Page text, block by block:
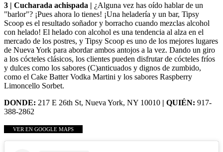
3 | Cucharada achispada | ¿Alguna vez has oído hablar de un
"barlor"? ¡Pues ahora lo tienes! ¡Una heladería y un bar, Tipsy
Scoop es el resultado soñador y borracho cuando mezclas alcohol
con helado! El helado con alcohol es una tendencia al alza en el
mercado de los postres, y Tipsy Scoop es uno de los mejores lugares
de Nueva York para abordar ambos antojos a la vez. Dando un giro
a los cócteles clásicos, los clientes pueden disfrutar de cócteles fríos
y dulces como los sabores (C)anticuados y dignos de zumbido,
como el Cake Batter Vodka Martini y los sabores Raspberry
Limoncello Sorbet.
DONDE: 217 E 26th St, Nueva York, NY 10010 | QUIÉN: 917-
388-2862
VER EN GOOGLE MAPS